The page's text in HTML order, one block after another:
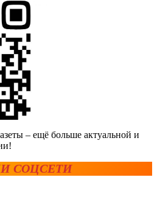
– ещё больше актуальной и
СОЦСЕТИ